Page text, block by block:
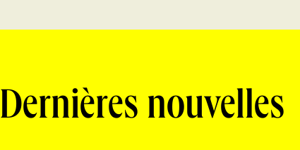
Dernières nouvelles